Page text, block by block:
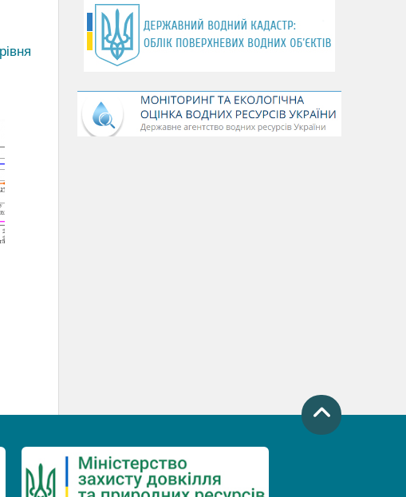
(місячник благоустрою)
День працівника водного
господарства України
День хіміка